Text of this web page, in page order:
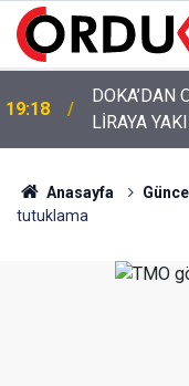
19:18
DOKA’DAN
LİRAYA
12:46
YENİ
KADROSU
Anasayfa
tutuklama